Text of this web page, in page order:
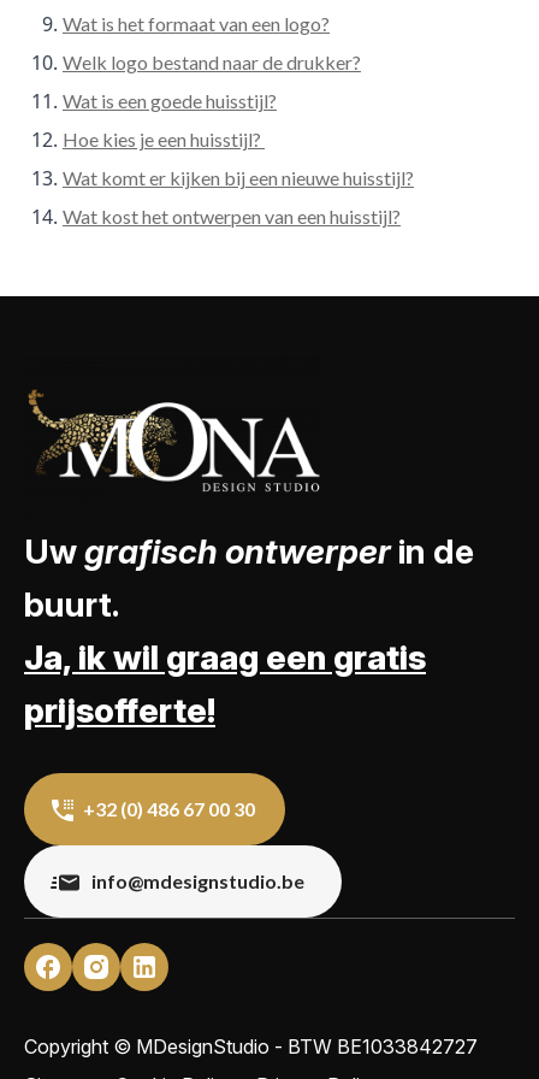
Wat is het formaat van een logo?
Welk logo bestand naar de drukker?
Wat is een goede huisstijl?
Hoe kies je een huisstijl?
Wat komt er kijken bij een nieuwe huisstijl?
Wat kost het ontwerpen van een huisstijl?
Uwgrafisch ontwerperin de
buurt.
Ja, ik wil graag een gratis
prijsofferte!
+32 (0) 486 67 00 30
info@mdesignstudio.be
Copyright © MDesignStudio - BTW BE1033842727